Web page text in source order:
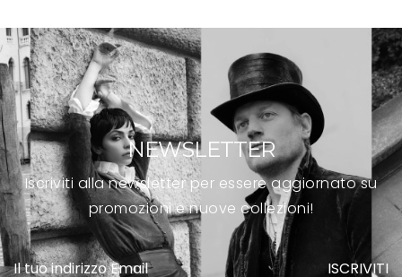
NEWSLETTER
Iscriviti alla newsletter per essere aggiornato su
promozioni e nuove collezioni!
ISCRIVITI